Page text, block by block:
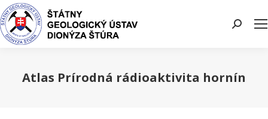
Search:
Atlas Prírodná rádioaktivita hornín